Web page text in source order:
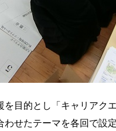
目的とし「キャリアク
せたテーマを各回で設